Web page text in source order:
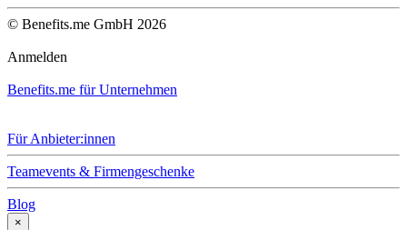
© Benefits.me GmbH 2026
Anmelden
Benefits.me für Unternehmen
Für Anbieter:innen
Teamevents & Firmengeschenke
Blog
×